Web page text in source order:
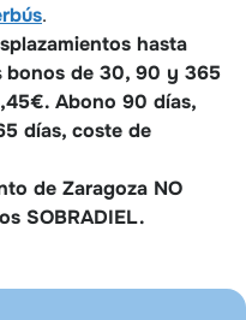
.
hasta
bonos de 30, 90 y 365
Abono 90 días,
días, coste de
de Zaragoza NO
SOBRADIEL.